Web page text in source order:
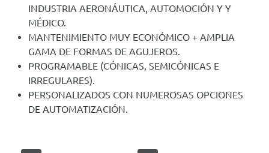
INDUSTRIA AERONÁUTICA, AUTOMOCIÓN Y Y
MÉDICO.
MANTENIMIENTO MUY ECONÓMICO + AMPLIA
GAMA DE FORMAS DE AGUJEROS.
PROGRAMABLE (CÓNICAS, SEMICÓNICAS E
IRREGULARES).
PERSONALIZADOS CON NUMEROSAS OPCIONES
DE AUTOMATIZACIÓN.